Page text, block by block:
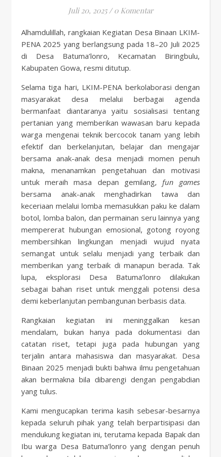
Juli 20, 2025 / 0 Komentar
Alhamdulillah, rangkaian Kegiatan Desa Binaan LKIM-
PENA 2025 yang berlangsung pada 18–20 Juli 2025
di Desa Batuma’lonro, Kecamatan Biringbulu,
Kabupaten Gowa, resmi ditutup.
Selama tiga hari, LKIM-PENA berkolaborasi dengan
masyarakat desa melalui berbagai agenda
bermanfaat diantaranya yaitu sosialisasi tentang
pertanian yang memberikan wawasan baru kepada
warga mengenai teknik bercocok tanam yang lebih
efektif dan berkelanjutan, belajar dan mengajar
bersama anak-anak desa menjadi momen penuh
makna, menanamkan pengetahuan dan motivasi
untuk meraih masa depan gemilang, fun games
bersama anak-anak menghadirkan tawa dan
keceriaan melalui lomba memasukkan paku ke dalam
botol, lomba balon, dan permainan seru lainnya yang
mempererat hubungan emosional, gotong royong
membersihkan lingkungan menjadi wujud nyata
semangat untuk selalu menjadi yang terbaik dan
memberikan yang terbaik di manapun berada. Tak
lupa, eksplorasi Desa Batuma’lonro dilakukan
sebagai bahan riset untuk menggali potensi desa
demi keberlanjutan pembangunan berbasis data.
Rangkaian kegiatan ini meninggalkan kesan
mendalam, bukan hanya pada dokumentasi dan
catatan riset, tetapi juga pada hubungan yang
terjalin antara mahasiswa dan masyarakat. Desa
Binaan 2025 menjadi bukti bahwa ilmu pengetahuan
akan bermakna bila dibarengi dengan pengabdian
yang tulus.
Kami mengucapkan terima kasih sebesar-besarnya
kepada seluruh pihak yang telah berpartisipasi dan
mendukung kegiatan ini, terutama kepada Bapak dan
Ibu warga Desa Batuma’lonro yang dengan penuh